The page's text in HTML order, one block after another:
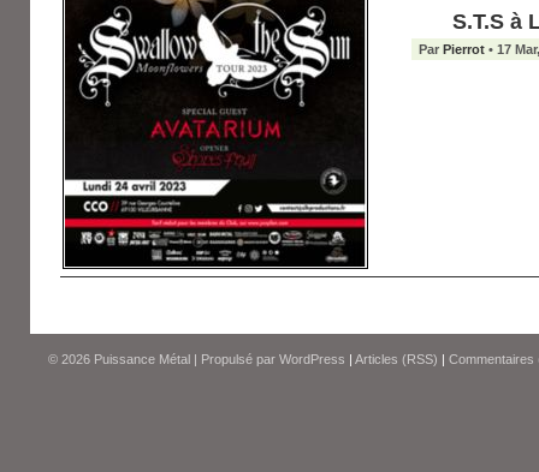
S.T.S à
Par Pierrot• 17
© 2026 Puissance Métal | Propulsé par WordPress | Articles (RSS) | Commentaires